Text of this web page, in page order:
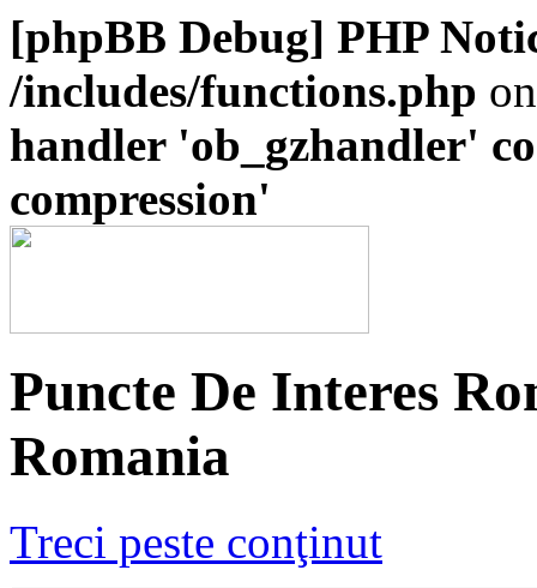
[phpBB Debug] PHP
/includes/functions.php
handler 'ob_gzhandler'
compression'
Puncte De Interes
Romania
Treci peste conţinut